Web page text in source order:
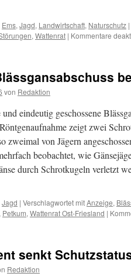
Ems, Jagd, Landwirtschaft, Naturschutz |
, Wattenrat | Kommentare
von Redaktion
eindeutig geschossene
zeigt zwei
zweimal von Jägern
beobachtet, wie
durch Schrotkugeln verletzt
Jagd | Verschlagwortet mitAnzeige,
Petkum, Wattenrat Ost-Friesland |
senkt
Redaktion